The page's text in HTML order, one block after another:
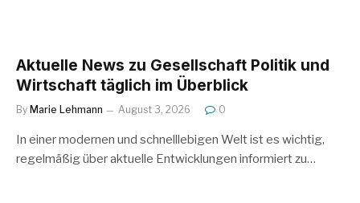
Aktuelle News zu Gesellschaft Politik und
Wirtschaft täglich im Überblick
By Marie Lehmann August 3, 2026 0
In einer modernen und schnelllebigen Welt ist es wichtig,
regelmäßig über aktuelle Entwicklungen informiert zu…